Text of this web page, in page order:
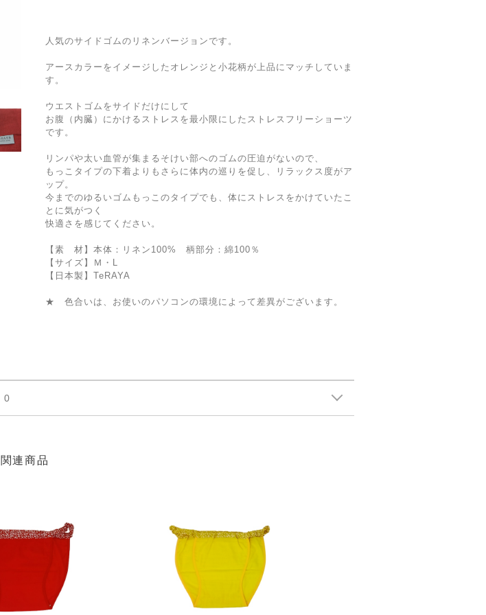
人気のサイドゴムのリネンバージョンです。
アースカラーをイメージしたオレンジと小花柄が上品にマッチしていま
す。
ウエストゴムをサイドだけにして
お腹（内臓）にかけるストレスを最小限にしたストレスフリーショーツ
です。
リンパや太い血管が集まるそけい部へのゴムの圧迫がないので、
もっこタイプの下着よりもさらに体内の巡りを促し、リラックス度がア
ップ。
今までのゆるいゴムもっこのタイプでも、体にストレスをかけていたこ
とに気がつく
快適さを感じてください。
【素 材】本体：リネン100% 柄部分：綿100％
【サイズ】Ｍ・L
【日本製】TeRAYA
★ 色合いは、お使いのパソコンの環境によって差異がございます。
0
関連商品